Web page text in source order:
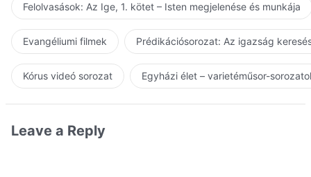
Felolvasások: Az Ige, 1. kötet – Isten megjelenése és munkája
Evangéliumi filmek Prédikációsorozat: Az igazság
Kórus videó sorozat Egyházi élet – varietéműsor-
Leave a Reply